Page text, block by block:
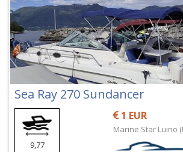
Sea Ray 270 Sundancer
9,77
1 EUR
Marine Star Luino